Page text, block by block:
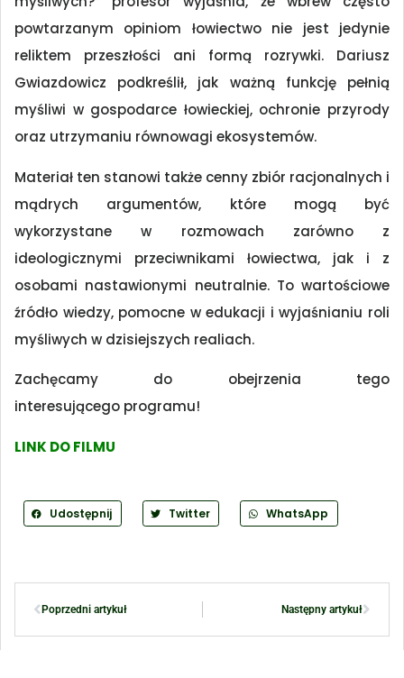
powtarzanym opiniom łowiectwo nie jest jedynie
reliktem przeszłości ani formą rozrywki. Dariusz
Gwiazdowicz podkreślił, jak ważną funkcję pełnią
myśliwi w gospodarce łowieckiej, ochronie przyrody
oraz utrzymaniu równowagi ekosystemów.
Materiał ten stanowi także cenny zbiór racjonalnych i
mądrych argumentów, które mogą być
wykorzystane w rozmowach zarówno z
ideologicznymi przeciwnikami łowiectwa, jak i z
osobami nastawionymi neutralnie. To wartościowe
źródło wiedzy, pomocne w edukacji i wyjaśnianiu roli
myśliwych w dzisiejszych realiach.
Zachęcamy do obejrzenia tego
interesującego programu!
LINK DO FILMU
Udostępnij Twitter WhatsApp
Poprzedni artykuł Następny artykuł